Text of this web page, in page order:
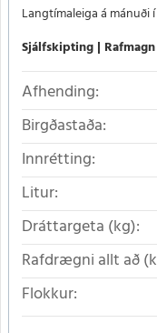
Langtímaleiga á mánuði
Sjálfskipting Rafmagn
Afhending:
Birgðastaða:
Innrétting:
Litur:
Dráttargeta (kg):
Rafdrægni allt að
Flokkur: